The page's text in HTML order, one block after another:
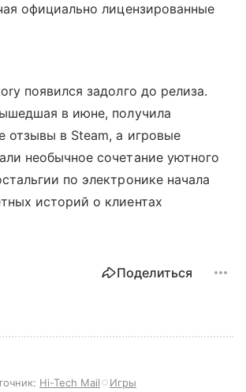
официально лицензированные
появился задолго до релиза.
в июне, получила
отзывы в Steam, а игровые
необычное сочетание уютного
по электронике начала
историй о клиентах
Поделиться
Hi-Tech Mail Игры